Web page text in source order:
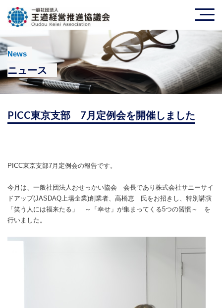
News
ニュース
PICC東京支部 7月定例会を開催しました
PICC東京支部7月定例会の報告です。
今月は、 一般社団法人おせっかい協会 会長であり 株式会社サニーサイ
ドアップ(JASDAQ上場企業)創業者、高橋恵 氏をお招きし、特別講演
「笑う人には福来たる」 ～「幸せ」が集まってくる5つの習慣～ を
行いました。